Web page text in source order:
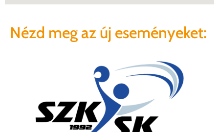
Nézd meg az új eseményeket: